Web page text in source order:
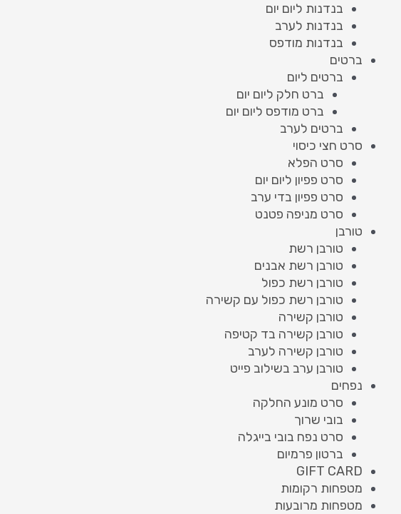
בנדנות ליום יום
בנדנות לערב
בנדנות מודפס
ברטים
ברטים ליום
ברט חלק ליום יום
ברט מודפס ליום יום
ברטים לערב
סרט חצי כיסוי
סרט הפלא
סרט פפיון ליום יום
סרט פפיון בדי ערב
סרט מניפה פטנט
טורבן
טורבן רשת
טורבן רשת אבנים
טורבן רשת כפול
טורבן רשת כפול עם קשירה
טורבן קשירה
טורבן קשירה בד קטיפה
טורבן קשירה לערב
טורבן ערב בשילוב פייט
נפחים
סרט מונע החלקה
בובי שרוך
סרט נפח בובי בייגלה
ברטון פרמיום
GIFT CARD
מטפחות רקומות
מטפחות מרובעות